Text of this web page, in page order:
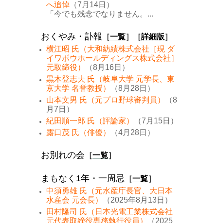
へ追悼 （7月14日）
「今でも残念でなりません。...
おくやみ・訃報 ［一覧］［詳細版］
横江昭 氏（大和紡績株式会社［現 ダ
イワボウホールディングス株式会社］
元取締役）
（8月16日）
黒木登志夫 氏（岐阜大学 元学長、東
京大学 名誉教授）
（8月28日）
山本文男 氏（元プロ野球審判員）
（8
月7日）
紀田順一郎 氏（評論家）
（7月15日）
露口茂 氏（俳優）
（4月28日）
お別れの会 ［一覧］
まもなく1年・一周忌 ［一覧］
中須勇雄 氏（元水産庁長官、大日本
水産会 元会長）
（2025年8月13日）
田村隆司 氏（日本光電工業株式会社
元代表取締役専務執行役員）
（2025